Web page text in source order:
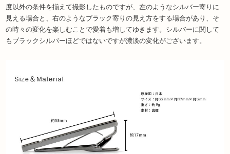
度以外の条件を揃えて撮影したものですが、左のようなシルバー寄りに
見える場合と、右のようなブラック寄りの見え方をする場合があり、そ
の時々の変化を楽しむことで愛着も増してゆきます。シルバーに関して
もブラックシルバーほどではないですが濃淡の変化がございます。